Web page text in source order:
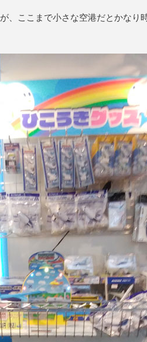
、ここまで小さな空港だとかなり